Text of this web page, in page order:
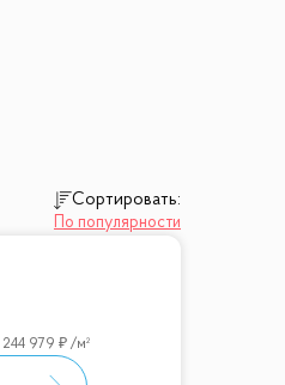
Сортировать:
По популярности
1 244 979 /м²